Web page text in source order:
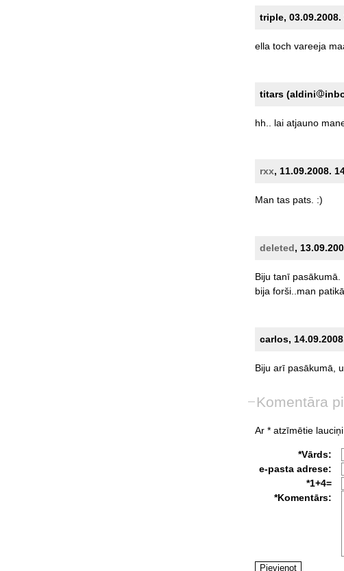
triple,
ella toch vareeja
titars (aldini
hh.. lai atjauno
rxx, 11.09.2008.
Man tas pats. :)
deleted,
Biju tanī pasākumā.
bija forši..man
carlos,
Biju arī pasākumā,
Komentāra
Ar * atzīmētie
*Vārds:
e-pasta adrese:
*1+4=
*Komentārs: